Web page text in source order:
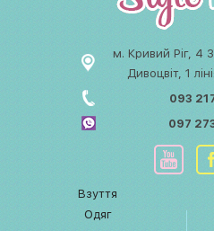
м. Кривий Ріг, 4
Дивоцвіт, 1
093
097
Взуття
Одяг